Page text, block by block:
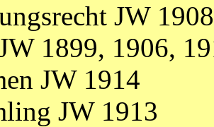
JW 1908
1899, 1906,
JW 1914
JW 1913